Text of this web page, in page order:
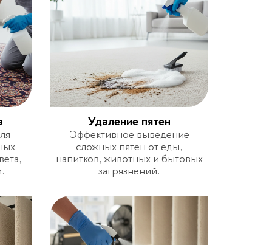
Удаление пятен
Эффективное выведение
сложных пятен от еды,
напитков, животных и бытовых
загрязнений.